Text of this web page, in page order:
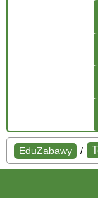
EduZabawy /